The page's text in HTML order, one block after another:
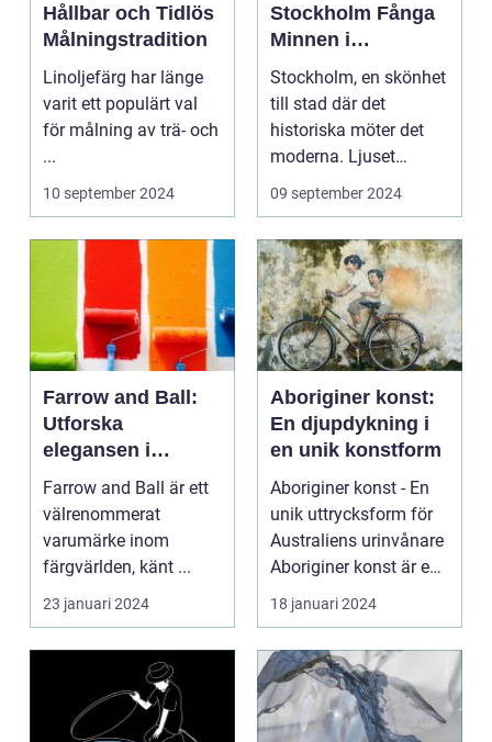
Hållbar och Tidlös
Målningstradition
Linoljefärg har länge
varit ett populärt val
för målning av trä- och
...
10 september 2024
Stockholm Fånga
Minnen i
Huvudstaden
Stockholm, en skönhet
till stad där det
historiska möter det
moderna. Ljuset
reflekte...
09 september 2024
Farrow and Ball:
Utforska
elegansen i
varumärkets färger
Farrow and Ball är ett
välrenommerat
varumärke inom
färgvärlden, känt ...
23 januari 2024
Aboriginer konst:
En djupdykning i
en unik konstform
Aboriginer konst - En
unik uttrycksform för
Australiens urinvånare
Aboriginer konst är en
konstform...
18 januari 2024